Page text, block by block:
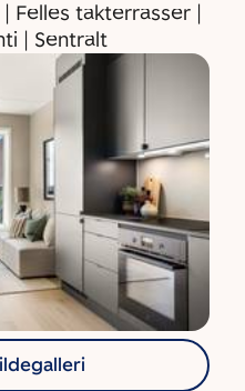
Felles takterrasser |
| Sentralt